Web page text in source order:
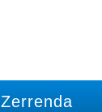
Zerrenda